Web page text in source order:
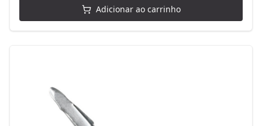
Adicionar ao carrinho